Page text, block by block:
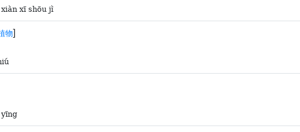
xī shōu jì
物]